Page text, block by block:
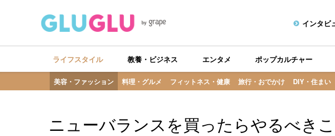
インタビ
ライフスタイル
美容・ファッション 料理・グルメ フィットネス・健康 旅行・おでかけ DIY・住まい
教養・ビジネス エンタメ ポップカルチャー
ニューバランスを買ったらやるべき